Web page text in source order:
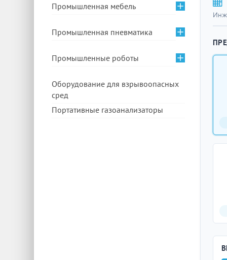
Промышленная мебель
Промышленная пневматика
Промышленные роботы
Оборудование для взрывоопасных
сред
Портативные газоанализаторы